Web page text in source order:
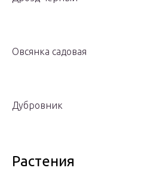
Овсянка садовая
Дубровник
Растения